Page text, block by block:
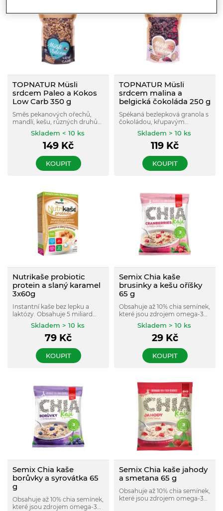
TOPNATUR Müsli
srdcem Paleo a Kokos
Low Carb 350 g
Směs pekanových ořechů,
mandlí, kešu, různých druhů
semínek (slunečnice, sezam,
dýně) a kokosových plátků ve
speciální edici LOW CARB.
Skladem < 10 ks
149 Kč
KOUPIT
TOPNATUR Müsli
srdcem malina a
belgická čokoláda 250 g
Spékaná bezlepková granola s
čokoládou, křupavým
kokosem a lyofilizovanými
malinami, ideální jako zdravá
Skladem > 10 ks
119 Kč
KOUPIT
Nutrikaše probiotic
protein a slaný karamel
3x60g
Instantní kaše bez lepku a
laktózy. Obsahuje 5 miliard
probio kultur v jedné porci.
Skladem > 10 ks
79 Kč
KOUPIT
Semix Chia kaše
brusinky a kešu oříšky
65 g
Obsahuje až 10% chia semínek,
které jsou zdrojem omega-3
mastných kyselin a přispívají k
udržení normální hladiny
cholesterolu v krvi.
Skladem > 10 ks
29Kč
KOUPIT
Semix Chia kaše
borůvky a syrovátka 65
g
Obsahuje až 10% chia semínek,
které jsou zdrojem omega-3
Semix Chia kaše jahody
a smetana 65 g
Obsahuje až 10% chia semínek,
které jsou zdrojem omega-3